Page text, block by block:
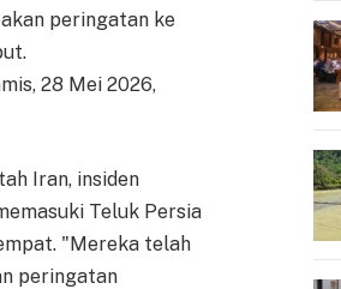
peringatan ke
28 Mei 2026,
Iran, insiden
Teluk Persia
"Mereka telah
peringatan